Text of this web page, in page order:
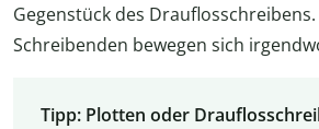
Gegenstück des
Schreibenden bewegen sich
Tipp: Plotten oder